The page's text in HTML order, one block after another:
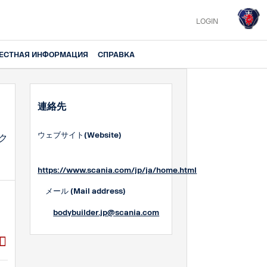
LOGIN
ИНФОРМАЦИЯ СПРАВКА
連絡先
ウェブサイト(Website)
https://www.scania.com/jp/ja/home.html
メール (Mail address)
bodybuilder.jp@scania.com